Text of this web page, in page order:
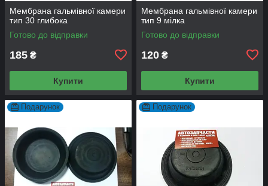
Мембрана гальмівної камери
тип 30 глибока
Готово до відправки
185 ₴
Купити
Мембрана гальмівної камери
тип 9 мілка
Готово до відправки
120 ₴
Купити
Подарунок Подарунок